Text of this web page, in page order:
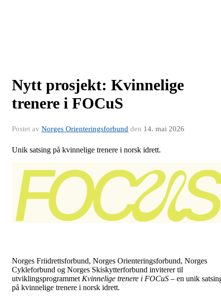
Nytt prosjekt: Kvinnelige
trenere i FOCuS
Postet av Norges Orienteringsforbund den 14. mai 2026
Unik satsing på kvinnelige trenere i norsk idrett.
Norges Friidrettsforbund, Norges Orienteringsforbund, Norges
Cykleforbund og Norges Skiskytterforbund inviterer til
utviklingsprogrammet Kvinnelige trenere i FOCuS – en unik
på kvinnelige trenere i norsk idrett.